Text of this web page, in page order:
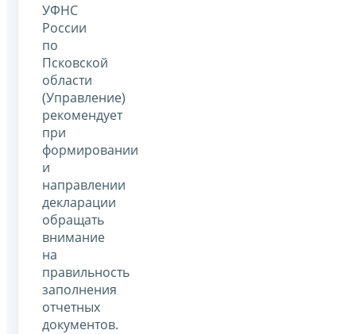
УФНС
России
по
Псковской
области
(Управление)
рекомендует
при
формировании
и
направлении
декларации
обращать
внимание
на
правильность
заполнения
отчетных
документов.